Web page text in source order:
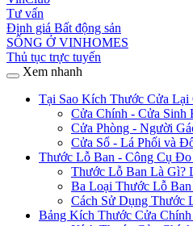
Tư vấn
Định giá Bất động sản
SỐNG Ở VINHOMES
Thủ tục trực tuyến
Xem nhanh
Tại Sao Kích Thước Cửa Lại
Cửa Chính - Cửa
Cửa Phòng - Người
Cửa Sổ - Lá Phối và
Thước Lỗ Ban - Công Cụ
Thước Lỗ Ban Là Gì?
Ba Loại Thước Lỗ
Cách Sử Dụng Thước
Bảng Kích Thước Cửa